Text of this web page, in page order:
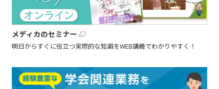
メディカのセミナー
明日からすぐに役立つ実際的な知識をWEB講義でわかりやすく！